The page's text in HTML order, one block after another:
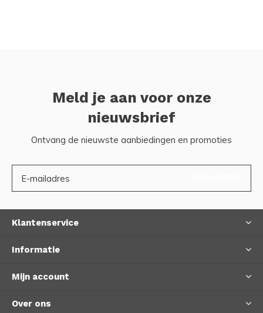
Meld je aan voor onze
nieuwsbrief
Ontvang de nieuwste aanbiedingen en promoties
Klantenservice
Informatie
Mijn account
Over ons